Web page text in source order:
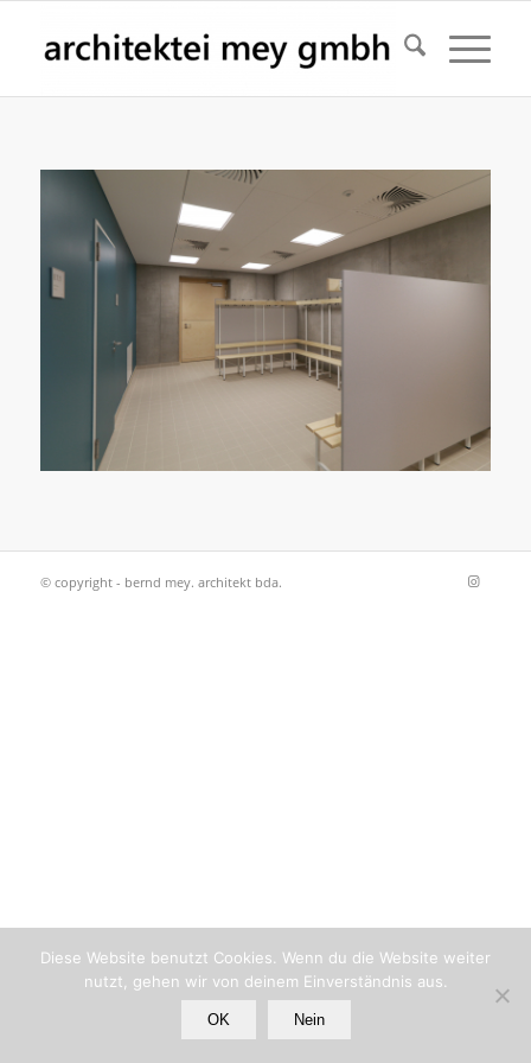
© copyright - bernd mey. architekt bda.
Diese Website benutzt Cookies. Wenn du die Website weiter
nutzt, gehen wir von deinem Einverständnis aus.
OK Nein